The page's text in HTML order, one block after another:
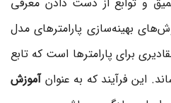
بهینه‌سازی پارامترهای مدل
برای پارامترها است که تابع
این فرآیند که به عنوانآموزش